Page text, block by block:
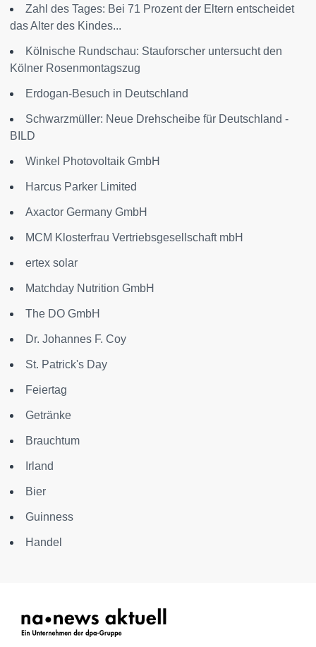
Zahl des Tages: Bei 71 Prozent der Eltern entscheidet
das Alter des Kindes...
Kölnische Rundschau: Stauforscher untersucht den
Kölner Rosenmontagszug
Erdogan-Besuch in Deutschland
Schwarzmüller: Neue Drehscheibe für Deutschland -
BILD
Winkel Photovoltaik GmbH
Harcus Parker Limited
Axactor Germany GmbH
MCM Klosterfrau Vertriebsgesellschaft mbH
ertex solar
Matchday Nutrition GmbH
The DO GmbH
Dr. Johannes F. Coy
St. Patrick's Day
Feiertag
Getränke
Brauchtum
Irland
Bier
Guinness
Handel